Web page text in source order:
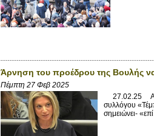
Άρνηση του προέδρου της Βουλής
Πέμπτη 27 Φεβ 2025
27.02.25
συλλόγου
σημειώνει-